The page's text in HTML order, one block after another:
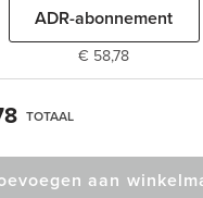
ADR-abonnement
€ 58,78
TOTAAL
aan